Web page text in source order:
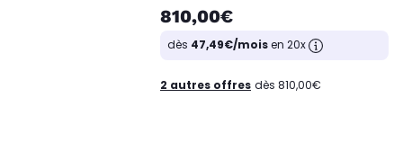
810,00€
dès 47,49€/moisen 20x
2 autres offres dès 810,00€